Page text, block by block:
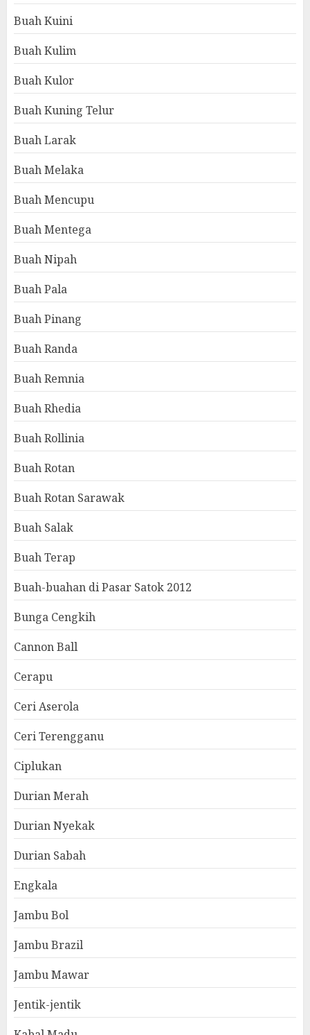
Buah Kuini
Buah Kulim
Buah Kulor
Buah Kuning Telur
Buah Larak
Buah Melaka
Buah Mencupu
Buah Mentega
Buah Nipah
Buah Pala
Buah Pinang
Buah Randa
Buah Remnia
Buah Rhedia
Buah Rollinia
Buah Rotan
Buah Rotan Sarawak
Buah Salak
Buah Terap
Buah-buahan di Pasar Satok 2012
Bunga Cengkih
Cannon Ball
Cerapu
Ceri Aserola
Ceri Terengganu
Ciplukan
Durian Merah
Durian Nyekak
Durian Sabah
Engkala
Jambu Bol
Jambu Brazil
Jambu Mawar
Jentik-jentik